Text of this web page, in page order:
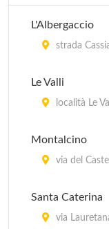
L'Albergaccio
strada
Le Valli
località Le
Montalcino
via del
Santa Caterina
via